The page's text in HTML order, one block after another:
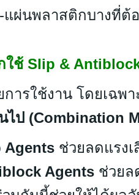
ลาสติกบางที่ต้อง
ใช้ Slip &
การใช้งาน โดยเฉ
ไป (Combination
Agents ช่วยลดแรง
Agents ช่วยล